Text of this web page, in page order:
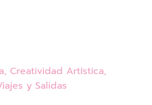
, Creatividad Artística,
y Salidas